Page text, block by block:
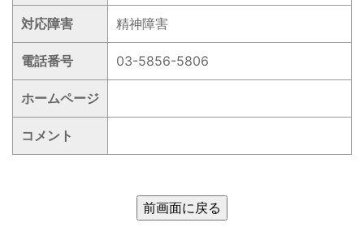
対応障害 精神障害
電話番号 03-5856-5806
ホームページ
コメント